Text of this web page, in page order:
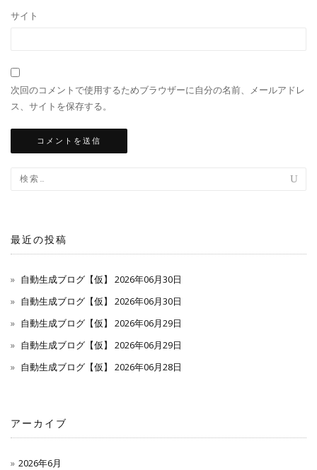
サイト
次回のコメントで使用するためブラウザーに自分の名前、メールアドレ
ス、サイトを保存する。
最近の投稿
自動生成ブログ【仮】 2026年06月30日
自動生成ブログ【仮】 2026年06月30日
自動生成ブログ【仮】 2026年06月29日
自動生成ブログ【仮】 2026年06月29日
自動生成ブログ【仮】 2026年06月28日
アーカイブ
2026年6月